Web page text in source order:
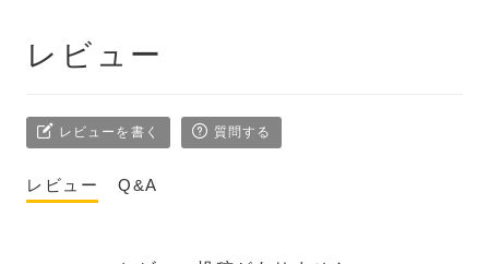
レビュー
レビューを書く 質問する
レビュー Q&A